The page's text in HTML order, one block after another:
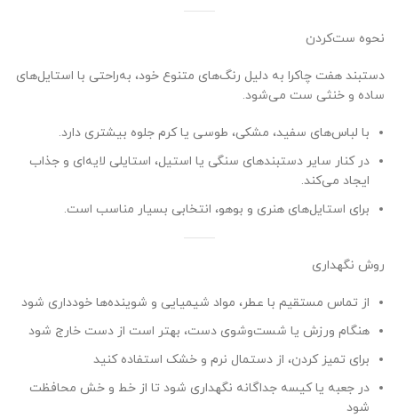
نحوه ست‌کردن
دستبند هفت چاکرا به دلیل رنگ‌های متنوع خود، به‌راحتی با استایل‌های
ساده و خنثی ست می‌شود.
با لباس‌های سفید، مشکی، طوسی یا کرم جلوه بیشتری دارد.
در کنار سایر دستبندهای سنگی یا استیل، استایلی لایه‌ای و جذاب
ایجاد می‌کند.
برای استایل‌های هنری و بوهو، انتخابی بسیار مناسب است.
روش نگهداری
از تماس مستقیم با عطر، مواد شیمیایی و شوینده‌ها خودداری شود
هنگام ورزش یا شست‌وشوی دست، بهتر است از دست خارج شود
برای تمیز کردن، از دستمال نرم و خشک استفاده کنید
در جعبه یا کیسه جداگانه نگهداری شود تا از خط و خش محافظت
شود